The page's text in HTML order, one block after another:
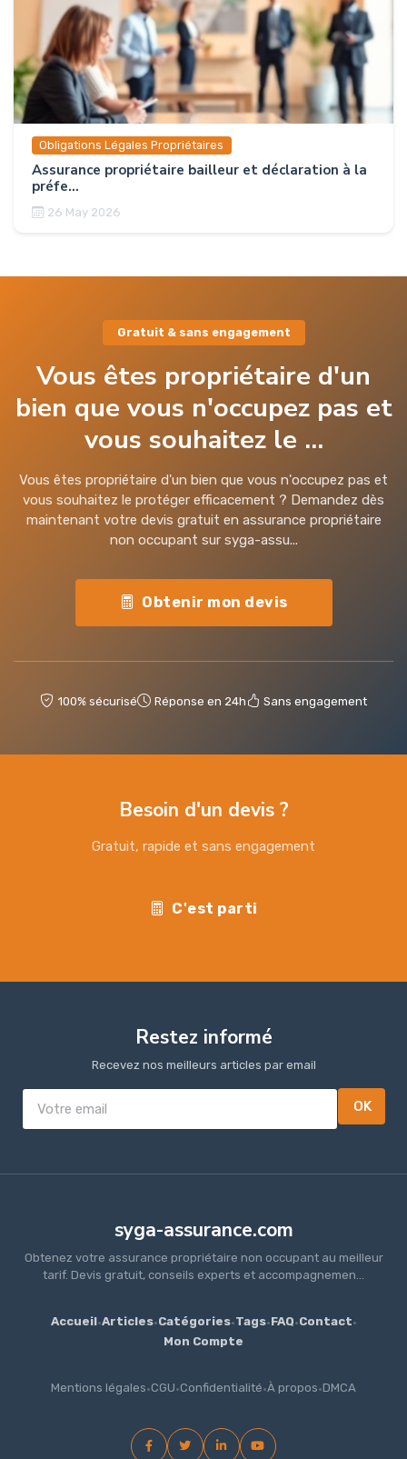
Obligations Légales Propriétaires
Assurance propriétaire bailleur et déclaration à la
préfe...
26 May 2026
Gratuit & sans engagement
Vous êtes propriétaire d'un
bien que vous n'occupez pas et
vous souhaitez le ...
Vous êtes propriétaire d'un bien que vous n'occupez pas et
vous souhaitez le protéger efficacement ? Demandez dès
maintenant votre devis gratuit en assurance propriétaire
non occupant sur syga-assu...
Obtenir mon devis
100% sécurisé Réponse en 24h Sans engagement
Besoin d'un devis ?
Gratuit, rapide et sans engagement
C'est parti
Restez informé
Recevez nos meilleurs articles par email
OK
syga-assurance.com
Obtenez votre assurance propriétaire non occupant au meilleur
tarif. Devis gratuit, conseils experts et accompagnemen...
Accueil·Articles·Catégories·Tags·FAQ·Contact·
Mon Compte
Mentions légales·CGU·Confidentialité·À propos·DMCA